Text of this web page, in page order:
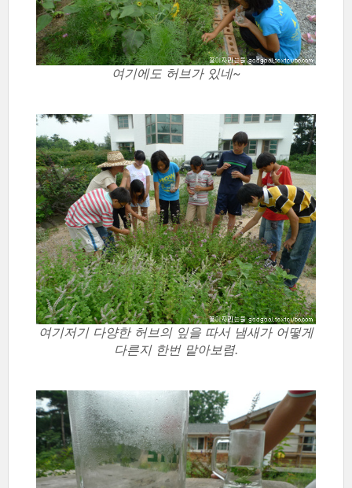
여기에도 허브가 있네~
여기저기 다양한 허브의 잎을 따서 냄새가 어떻게
다른지 한번 맡아보렴.